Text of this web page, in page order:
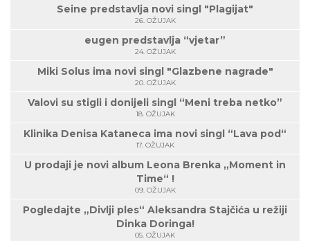
Seine predstavlja novi singl "Plagijat"
26. OŽUJAK
eugen predstavlja “vjetar”
24. OŽUJAK
Miki Solus ima novi singl "Glazbene nagrade"
20. OŽUJAK
Valovi su stigli i donijeli singl “Meni treba netko”
18. OŽUJAK
Klinika Denisa Kataneca ima novi singl “Lava pod“
17. OŽUJAK
U prodaji je novi album Leona Brenka „Moment in
Time“ !
09. OŽUJAK
Pogledajte „Divlji ples“ Aleksandra Stajčića u režiji
Dinka Doringa!
05. OŽUJAK